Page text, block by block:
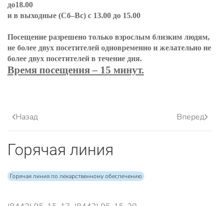
до18.00
и в выходные (Сб–Вс) с 13.00 до 15.00
Посещение разрешено только взрослым близким людям,
не более двух посетителей одновременно и желательно не
более двух посетителей в течение дня.
Время посещения – 15 минут.
Назад Вперед
Горячая линия
Горячая линия по лекарственному обеспечению